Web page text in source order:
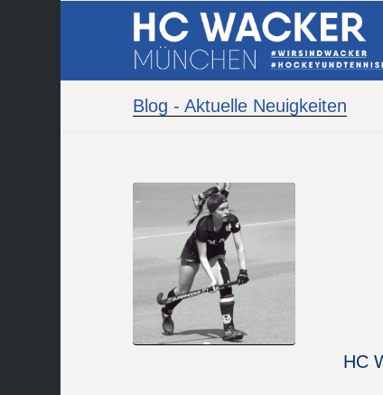
Blog - Aktuelle Neuigkeiten
HC